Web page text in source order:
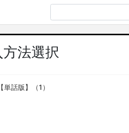
法選択
話版】（1）